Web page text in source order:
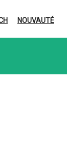
NOUVAUTÉ